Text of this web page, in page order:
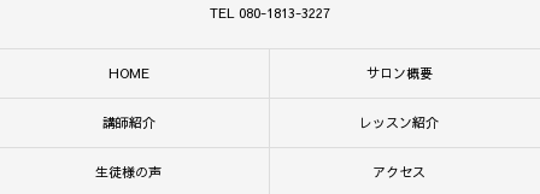
TEL 080-1813-3227
HOME サロン概要
講師紹介 レッスン紹介
生徒様の声 アクセス